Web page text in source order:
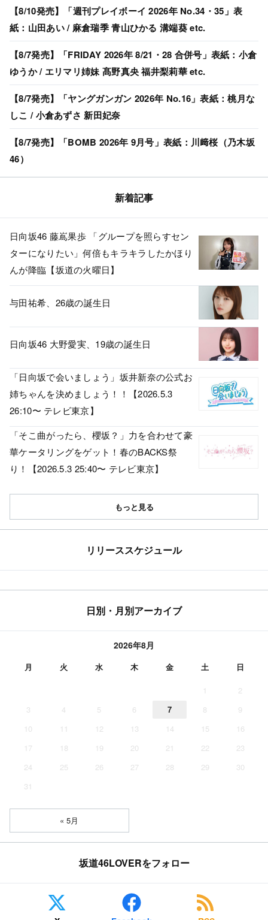
【8/10発売】「週刊プレイボーイ 2026年 No.34・35」表
紙：山田あい / 麻倉瑞季 青山ひかる 溝端葵 etc.
【8/7発売】「FRIDAY 2026年 8/21・28 合併号」表紙：小倉
ゆうか / エリマリ姉妹 髙野真央 福井梨莉華 etc.
【8/7発売】「ヤングガンガン 2026年 No.16」表紙：桃月な
しこ / 小倉あずさ 新田妃奈
【8/7発売】「BOMB 2026年 9月号」表紙：川﨑桜（乃木坂
46）
新着記事
日向坂46 藤嶌果歩 「グループを照らすセン
ターになりたい」何倍もキラキラしたかほり
んが降臨【坂道の火曜日】
与田祐希、26歳の誕生日
日向坂46 大野愛実、19歳の誕生日
「日向坂で会いましょう」坂井新奈の公式お
姉ちゃんを決めましょう！！【2026.5.3
26:10〜 テレビ東京】
「そこ曲がったら、櫻坂？」力を合わせて豪
華ケータリングをゲット！春のBACKS祭
り！【2026.5.3 25:40〜 テレビ東京】
もっと見る
リリーススケジュール
日別・月別アーカイブ
2026年8月
月 火 水 木 金 土 日
1
2
3
4 5 6 7 8
9
10
11 12 13 14 15
16
17
18 19 20 21 22
23
24
25 26 27 28 29
30
31
« 5月
坂道46LOVERをフォロー